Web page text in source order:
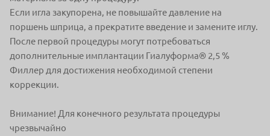
Если игла закупорена, не повышайте давление на
поршень шприца, а прекратите введение и замените иглу.
После первой процедуры могут потребоваться
дополнительные имплантации Гиалуформа® 2,5 %
Филлер для достижения необходимой степени
коррекции.
Внимание! Для конечного результата процедуры
чрезвычайно